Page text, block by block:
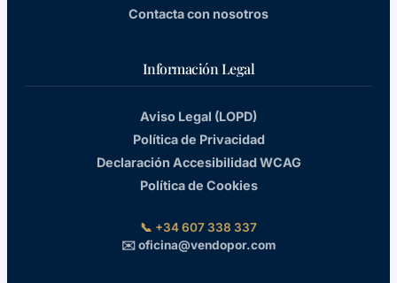
Contacta con nosotros
Información Legal
Aviso Legal (LOPD)
Política de Privacidad
Declaración Accesibilidad WCAG
Política de Cookies
📞 +34 607 338 337
✉️ oficina@vendopor.com